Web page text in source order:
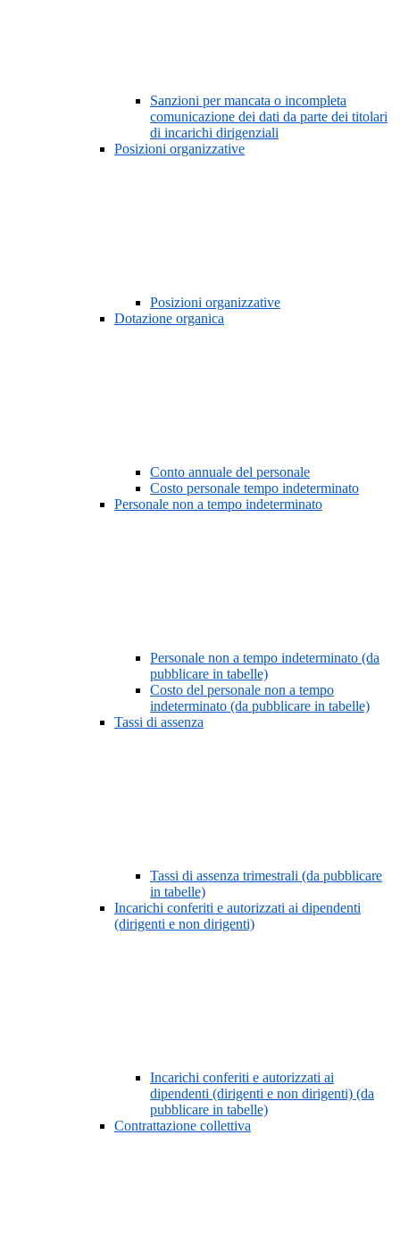
Sanzioni per mancata o incompleta
comunicazione dei dati da parte dei titolari
di incarichi dirigenziali
Posizioni organizzative
Posizioni organizzative
Dotazione organica
Conto annuale del personale
Costo personale tempo indeterminato
Personale non a tempo indeterminato
Personale non a tempo indeterminato (da
pubblicare in tabelle)
Costo del personale non a tempo
indeterminato (da pubblicare in tabelle)
Tassi di assenza
Tassi di assenza trimestrali (da pubblicare
in tabelle)
Incarichi conferiti e autorizzati ai dipendenti
(dirigenti e non dirigenti)
Incarichi conferiti e autorizzati ai
dipendenti (dirigenti e non dirigenti) (da
pubblicare in tabelle)
Contrattazione collettiva